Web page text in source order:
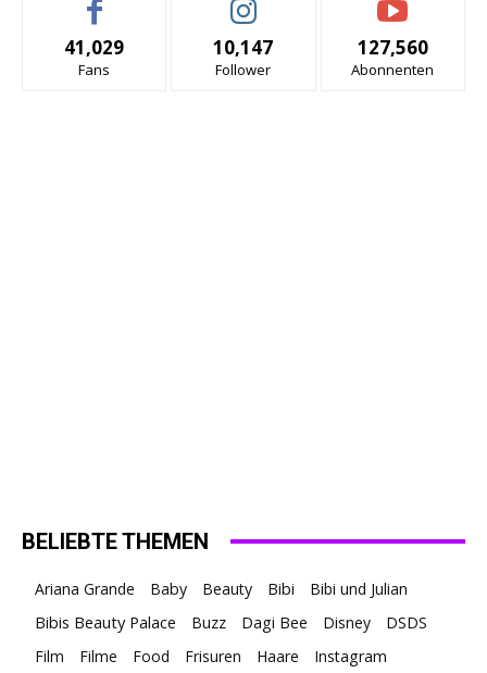
41,029
Fans
10,147
Follower
127,560
Abonnenten
BELIEBTE THEMEN
Ariana Grande Baby Beauty Bibi Bibi und Julian
Bibis Beauty Palace Buzz Dagi Bee Disney
DSDS
Film
Filme Food Frisuren Haare
Instagram